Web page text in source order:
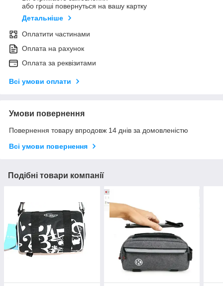
або гроші повернуться на вашу картку
Детальніше
Оплатити частинами
Оплата на рахунок
Оплата за реквізитами
Всі умови оплати
Умови повернення
Повернення товару впродовж 14 днів за домовленістю
Всі умови повернення
Подібні товари компанії